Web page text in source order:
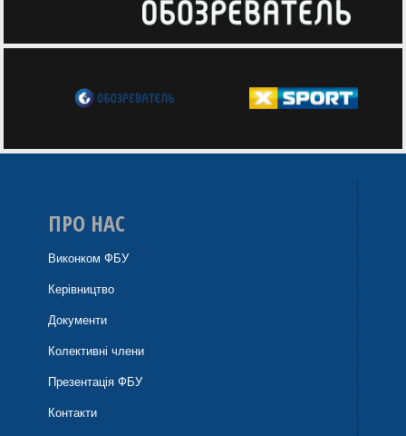
ПРО НАС
Виконком ФБУ
Керівництво
Документи
Колективні члени
Презентація ФБУ
Контакти